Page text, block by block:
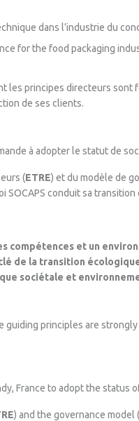
dans l’industrie du
for the food packaging
les principes directeurs sont
de ses clients.
à adopter le statut de
(ETRE) et du modèle de
SOCAPS conduit sa
compétences et un
de la transition
sociétale et
guiding principles are
France to adopt the status
) and the governance